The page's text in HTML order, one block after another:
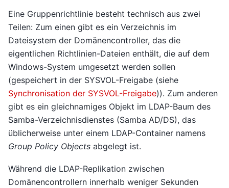
Eine Gruppenrichtlinie besteht technisch aus zwei
Teilen: Zum einen gibt es ein Verzeichnis im
Dateisystem der Domänencontroller, das die
eigentlichen Richtlinien-Dateien enthält, die auf dem
Windows-System umgesetzt werden sollen
(gespeichert in der SYSVOL-Freigabe (siehe
Synchronisation der SYSVOL-Freigabe)). Zum anderen
gibt es ein gleichnamiges Objekt im LDAP-Baum des
Samba-Verzeichnisdienstes (Samba AD/DS), das
üblicherweise unter einem LDAP-Container namens
Group Policy Objects abgelegt ist.
Während die LDAP-Replikation zwischen
Domänencontrollern innerhalb weniger Sekunden